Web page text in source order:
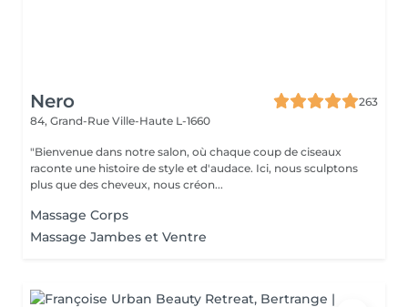
Nero
263
84, Grand-Rue Ville-Haute L-1660
"Bienvenue dans notre salon, où chaque coup de ciseaux
raconte une histoire de style et d'audace. Ici, nous sculptons
plus que des cheveux, nous créon...
Massage Corps
Massage Jambes et Ventre